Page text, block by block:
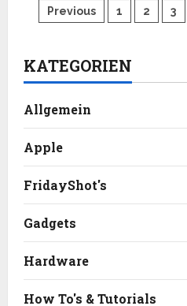
km
in
Beiträge
Previous 1 2 3
KATEGORIEN
Allgemein
Apple
FridayShot's
Gadgets
Hardware
How To's & Tutorials